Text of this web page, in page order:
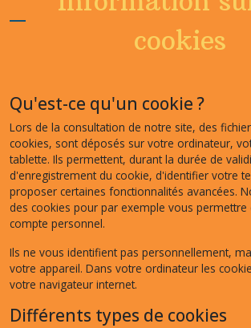
cookies
Qu'est-ce qu'un cookie ?
Lors de la consultation de notre site, des
cookies, sont déposés sur votre ordinateur,
tablette. Ils permettent, durant la durée de
d'enregistrement du cookie, d'identifier votre
proposer certaines fonctionnalités avancées.
des cookies pour par exemple vous permettre
compte personnel.
Ils ne vous identifient pas personnellement,
votre appareil. Dans votre ordinateur les
votre navigateur internet.
Différents types de cookies